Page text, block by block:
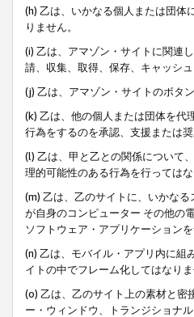
(h) 乙は、いかなる個人または団体
りません。
(i) 乙は、アマゾン・サイトに関連
請、収集、取得、保存、キャッシ
(j) 乙は、アマゾン・サイトのボタ
(k) 乙は、他の個人または団体を代
行為をするのを承認、支援または奨
(l) 乙は、甲と乙との関係について
理的可能性のある行為を行ってはな
(m) 乙は、乙のサイトに、いかな
が自身のコンピューター その他の
ソフトウェア・アプリケーション
(n) 乙は、モバイル・アプリ内に組
イトの中でフレーム化してはなり
(o) 乙は、乙のサイト上の素材と密
ー・ウィンドウ、トランジショナ